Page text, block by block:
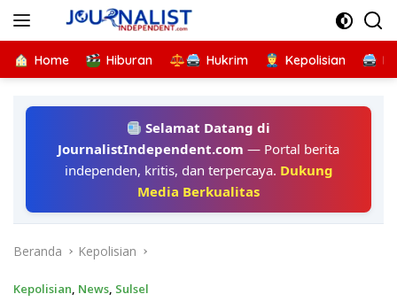
Home Hiburan Hukrim Kepolisian
Selamat Datang di
JournalistIndependent.com — Portal berita
independen, kritis, dan terpercaya. Dukung
Media Berkualitas
Beranda Kepolisian
Kepolisian, News, Sulsel